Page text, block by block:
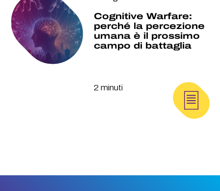
Cognitive Warfare:
perché la percezione
umana è il prossimo
campo di battaglia
2 minuti